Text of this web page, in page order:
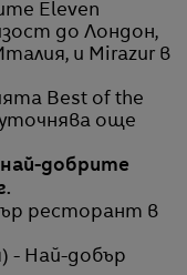
Eleven
до Лондон,
и Mirazur в
Best of the
още
добрите
ресторант в
- Най-добър